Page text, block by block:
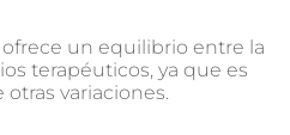
un equilibrio entre la
terapéuticos, ya que es
variaciones.